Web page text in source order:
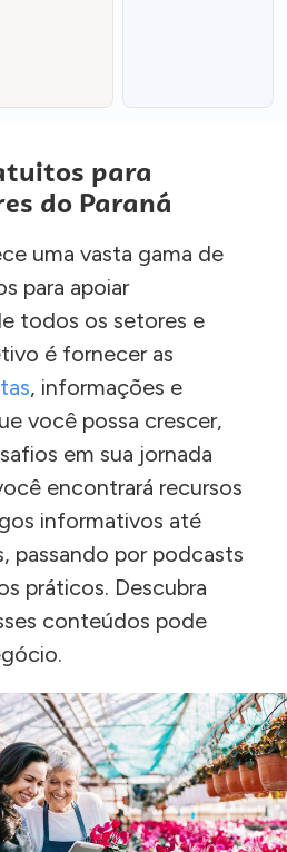
para
do Paraná
uma vasta gama de
para apoiar
todos os setores e
é fornecer as
, informações e
você possa crescer,
em sua jornada
encontrará recursos
informativos até
passando por podcasts
práticos. Descubra
conteúdos pode